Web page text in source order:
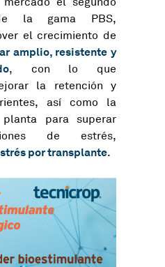
la gama PBS,
el crecimiento de
amplio, resistente y
, con lo que
la retención y
así como la
para superar
de estrés,
por transplante.